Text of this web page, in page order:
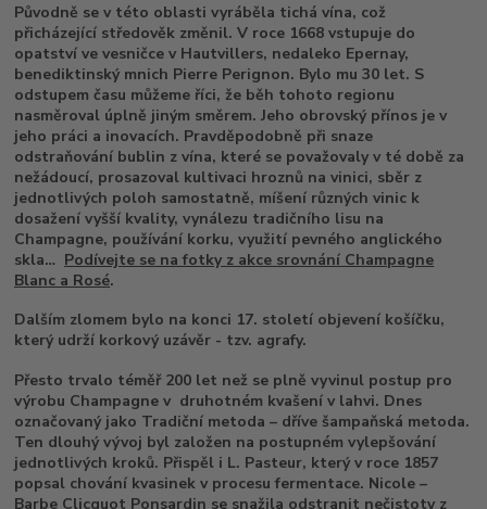
Původně se v této oblasti vyráběla tichá vína, což
přicházející středověk změnil. V roce 1668 vstupuje do
opatství ve vesničce v Hautvillers, nedaleko Epernay,
benediktinský mnich Pierre Perignon. Bylo mu 30 let. S
odstupem času můžeme říci, že běh tohoto regionu
nasměroval úplně jiným směrem. Jeho obrovský přínos je v
jeho práci a inovacích. Pravděpodobně při snaze
odstraňování bublin z vína, které se považovaly v té době za
nežádoucí, prosazoval kultivaci hroznů na vinici, sběr z
jednotlivých poloh samostatně, míšení různých vinic k
dosažení vyšší kvality, vynálezu tradičního lisu na
Champagne, používání korku, využití pevného anglického
skla… Podívejte se na fotky z akce srovnání Champagne
Blanc a Rosé.
Dalším zlomem bylo na konci 17. století objevení košíčku,
který udrží korkový uzávěr - tzv. agrafy.
Přesto trvalo téměř 200 let než se plně vyvinul postup pro
výrobu Champagne v druhotném kvašení v lahvi. Dnes
označovaný jako Tradiční metoda – dříve šampaňská metoda.
Ten dlouhý vývoj byl založen na postupném vylepšování
jednotlivých kroků. Přispěl i L. Pasteur, který v roce 1857
popsal chování kvasinek v procesu fermentace. Nicole –
Barbe Clicquot Ponsardin se snažila odstranit nečistoty z